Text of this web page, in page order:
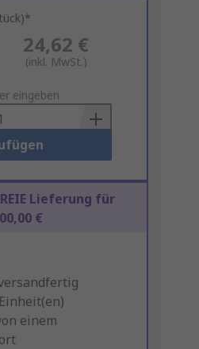
24,62 €
(inkl. MwSt.)
eingeben
Lieferung für
€
Einheit(en)
einem